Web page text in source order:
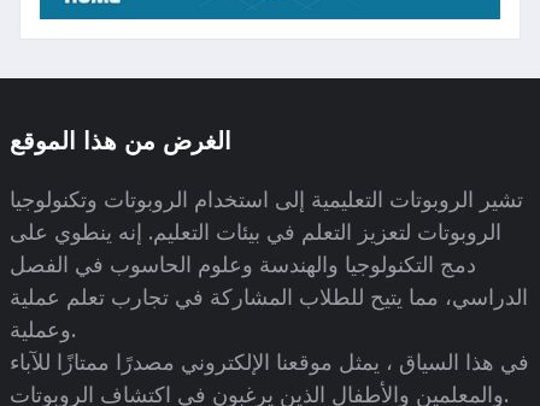
الغرض من هذا الموقع
تشير الروبوتات التعليمية إلى استخدام الروبوتات وتكنولوجيا
الروبوتات لتعزيز التعلم في بيئات التعليم. إنه ينطوي على
دمج التكنولوجيا والهندسة وعلوم الحاسوب في الفصل
الدراسي، مما يتيح للطلاب المشاركة في تجارب تعلم عملية
وعملية.
في هذا السياق ، يمثل موقعنا الإلكتروني مصدرًا ممتازًا للآباء
والمعلمين والأطفال الذين يرغبون في اكتشاف الروبوتات.